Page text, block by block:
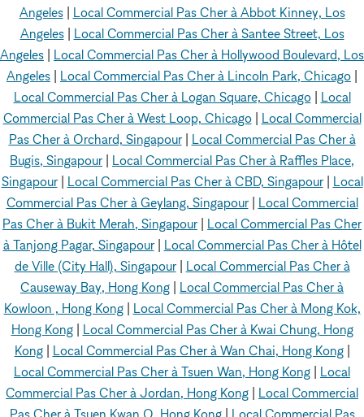
Angeles| Local Commercial Pas Cher à Abbot Kinney, Los
Angeles| Local Commercial Pas Cher à Santee Street, Los
Angeles
Local Commercial Pas Cher à Hollywood Boulevard, Los
Angeles
Local Commercial Pas Cher à Lincoln Park, Chicago
Local Commercial Pas Cher à Logan Square, Chicago| Local
Commercial Pas Cher à West Loop, Chicago| Local Commercial
Pas Cher à Orchard, Singapour| Local Commercial Pas Cher à
Bugis, Singapour
Local Commercial Pas Cher à Raffles Place,
Singapour| Local Commercial Pas Cher à CBD, Singapour| Local
Commercial Pas Cher à Geylang, Singapour| Local Commercial
Pas Cher à Bukit Merah, Singapour
Local Commercial Pas Cher
à Tanjong Pagar, Singapour| Local Commercial Pas Cher à Hôtel
de Ville (City Hall), Singapour| Local Commercial Pas Cher à
Causeway Bay, Hong Kong
Local Commercial Pas Cher à
Kowloon , Hong Kong| Local Commercial Pas Cher à Mong Kok,
Hong Kong| Local Commercial Pas Cher à Kwai Chung, Hong
Kong| Local Commercial Pas Cher à Wan Chai, Hong Kong|
Local Commercial Pas Cher à Tsuen Wan, Hong Kong
Local
Commercial Pas Cher à Jordan, Hong Kong
Local Commercial
Pas Cher à Tsuen Kwan O, Hong Kong| Local Commercial Pas